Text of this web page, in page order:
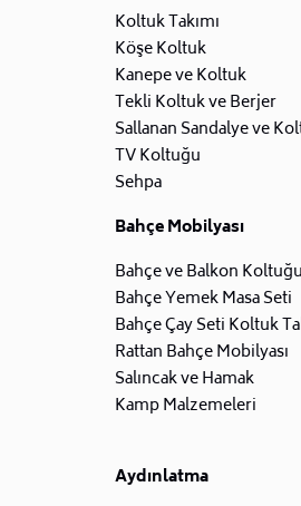
Koltuk Takımı
Köşe Koltuk
Kanepe ve Koltuk
Tekli Koltuk ve Berjer
Sallanan Sandalye ve
TV Koltuğu
Sehpa
Bahçe Mobilyası
Bahçe ve Balkon Koltuğu
Bahçe Yemek Masa Seti
Bahçe Çay Seti Koltuk
Rattan Bahçe Mobilyası
Salıncak ve Hamak
Kamp Malzemeleri
Aydınlatma